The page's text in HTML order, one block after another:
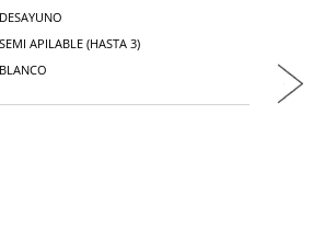
DESAYUNO
SEMI APILABLE (HASTA 3)
BLANCO